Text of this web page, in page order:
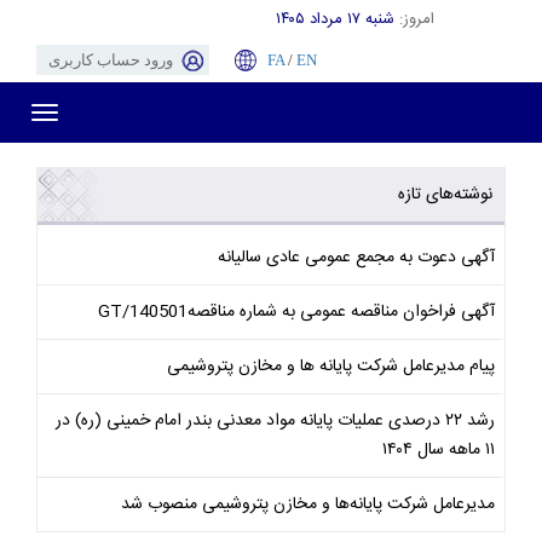
امروز: شنبه ۱۷ مرداد ۱۴۰۵
FA/ EN ورود حساب کاربری
نوشته‌های تازه
آگهی دعوت به مجمع عمومی عادی سالیانه
آگهی فراخوان مناقصه عمومی به شماره مناقصهGT/140501
پیام مدیرعامل شرکت پایانه ها و مخازن پتروشیمی
رشد ۲۲ درصدی عملیات پایانه مواد معدنی بندر امام خمینی (ره) در
۱۱ ماهه سال ۱۴۰۴
مدیرعامل شرکت پایانه‌ها و مخازن پتروشیمی منصوب شد